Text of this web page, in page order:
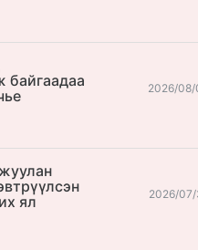
байгаадаа
2026/08/
ял
2026/07/